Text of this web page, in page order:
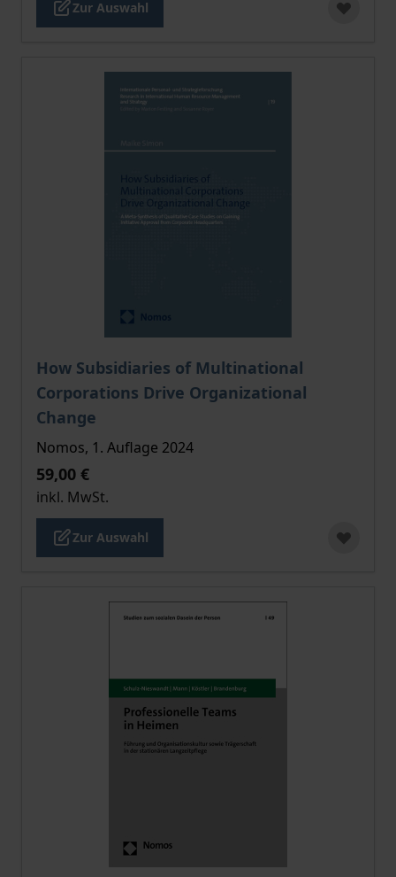
Zur Auswahl
How Subsidiaries of Multinational
Corporations Drive Organizational
Change
Der Preis dieses Titels richtet sich nach der
Nomos, 1. Auflage 2024
59,00 €
inkl. MwSt.
Zur Auswahl